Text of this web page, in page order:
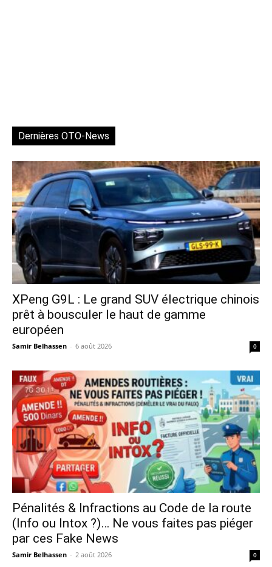
Dernières OTO-News
XPeng G9L : Le grand SUV électrique chinois
prêt à bousculer le haut de gamme
européen
Samir Belhassen - 6 août 2026 0
Pénalités & Infractions au Code de la route
(Info ou Intox ?)… Ne vous faites pas piéger
par ces Fake News
Samir Belhassen - 2 août 2026 0